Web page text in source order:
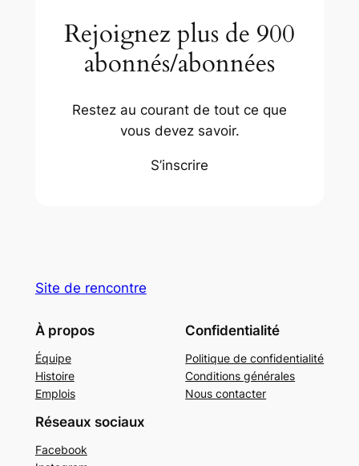
Rejoignez plus de 900
abonnés/abonnées
Restez au courant de tout ce que
vous devez savoir.
S’inscrire
Site de rencontre
À propos
Équipe
Histoire
Emplois
Confidentialité
Politique de confidentialité
Conditions générales
Nous contacter
Réseaux sociaux
Facebook